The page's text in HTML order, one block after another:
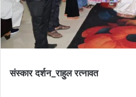
संस्कार दर्शन_राहुल रत्नावत